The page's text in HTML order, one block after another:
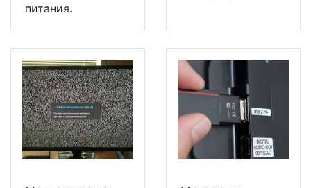
питания.